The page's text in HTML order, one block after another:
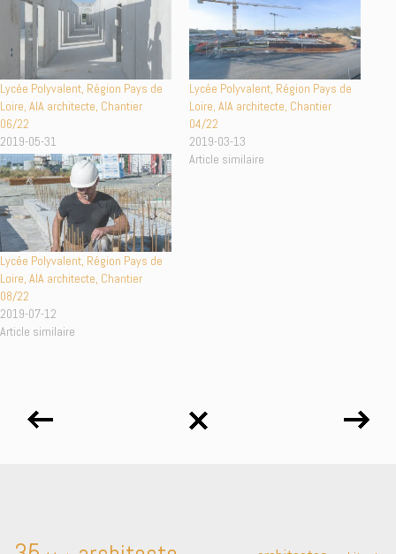
Lycée Polyvalent, Région Pays de
Loire, AIA architecte, Chantier
06/22
2019-05-31
Article similaire
Lycée Polyvalent, Région Pays de
Loire, AIA architecte, Chantier
04/22
2019-03-13
Article similaire
Lycée Polyvalent, Région Pays de
Loire, AIA architecte, Chantier
08/22
2019-07-12
Article similaire